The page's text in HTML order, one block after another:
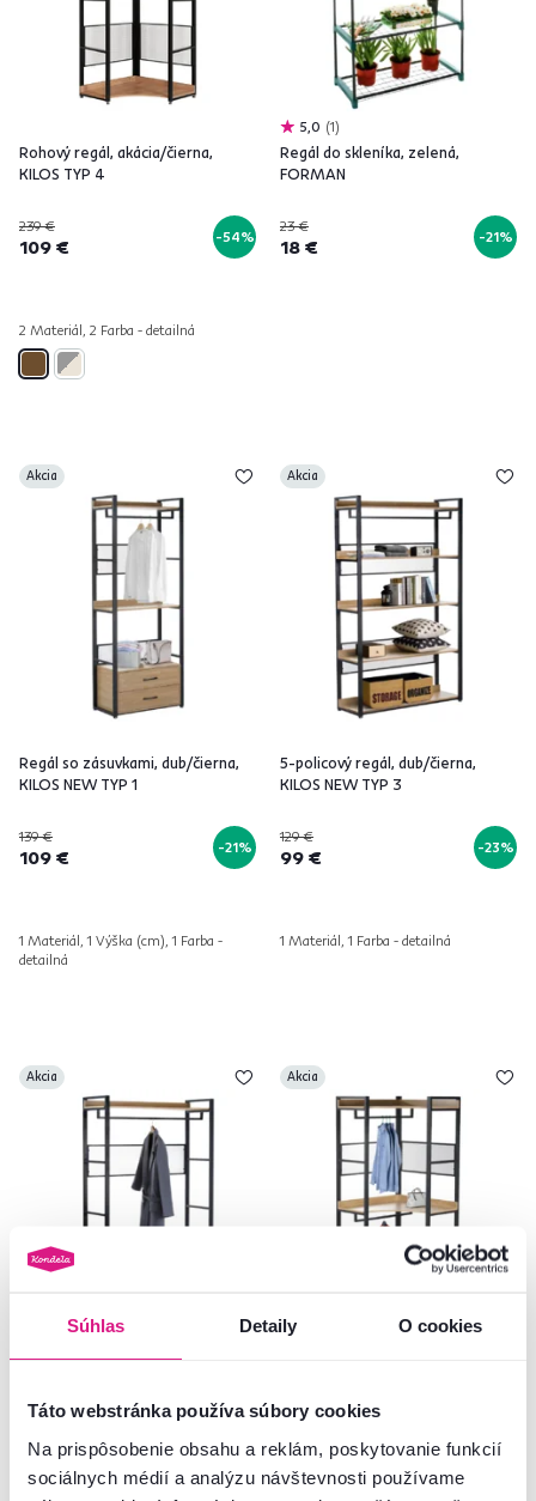
Súhlas Detaily O cookies
Táto webstránka používa súbory cookies
Na prispôsobenie obsahu a reklám, poskytovanie funkcií
sociálnych médií a analýzu návštevnosti používame
Rohový regál, akácia/čierna,
KILOS TYP 4
239 €
109 € -54%
2 Materiál, 2 Farba - detailná
5,0 1
Regál do skleníka, zelená,
FORMAN
23 €
18 € -21%
Akcia
Regál so zásuvkami, dub/čierna,
KILOS NEW TYP 1
139 €
109 € -21%
1 Materiál, 1 Výška (cm), 1 Farba -
detailná
Akcia
5-policový regál, dub/čierna,
KILOS NEW TYP 3
129 €
99 € -23%
1 Materiál, 1 Farba - detailná
Akcia
1
Regál s policami, dub/čierna,
95 € -20%
Akcia
115 € -20%